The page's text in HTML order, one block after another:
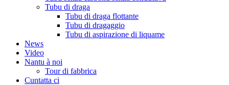
Tubu di draga
Tubu di draga flottante
Tubu di dragaggio
Tubu di aspirazione di liquame
News
Video
Nantu à noi
Tour di fabbrica
Cuntatta ci